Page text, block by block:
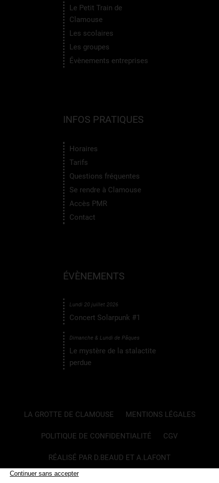
Le Petit Train de
Clamouse
Les scolaires
Les groupes
Évènements entreprises
INFOS PRATIQUES
Horaires
Tarifs
Questions fréquentes
Se rendre à Clamouse
Accès PMR
Contact
ÉVÈNEMENTS
Lundi 20 juillet 2026
Concert Solarpunk #1
Dimanche & Lundi de Pâques
Le mystère de la stalactite
perdue
LA GROTTE DE CLAMOUSE MENTIONS LÉGALES
POLITIQUE DE CONFIDENTIALITÉ CGV
RÉALISÉ PAR D.BEAUD ET A.LAFONT